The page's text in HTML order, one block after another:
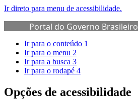
Ir direto para menu de acessibilidade.
Portal do Governo Brasileiro
de Governo
Ir para o conteúdo 1
Ir para o menu 2
Ir para a busca 3
Ir para o rodapé 4
Opções de acessibilidade